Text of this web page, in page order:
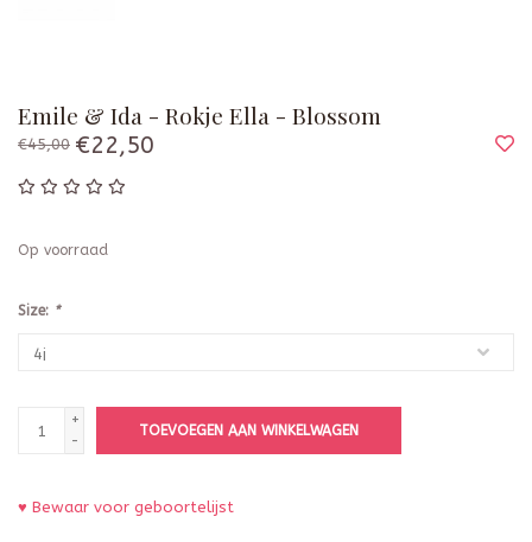
Emile & Ida - Rokje Ella - Blossom
€45,00 €22,50
Op voorraad
Size: *
+
-
TOEVOEGEN AAN WINKELWAGEN
♥ Bewaar voor geboortelijst